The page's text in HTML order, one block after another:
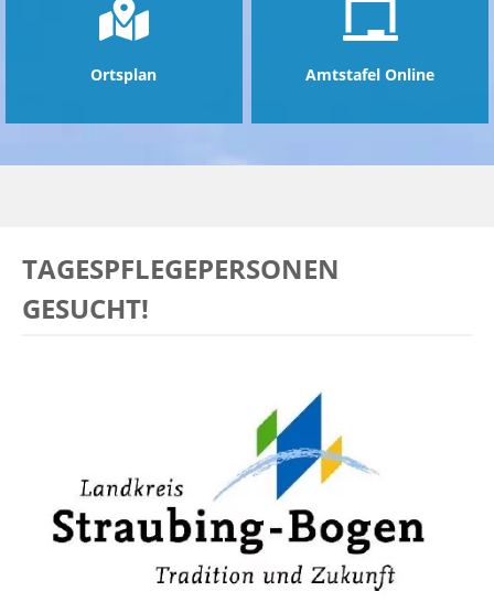
Ortsplan Amtstafel Online
TAGESPFLEGEPERSONEN
GESUCHT!